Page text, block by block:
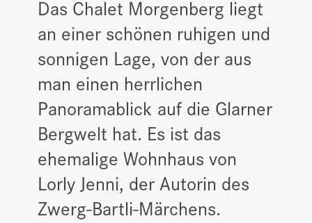
Das Chalet Morgenberg liegt
an einer schönen ruhigen und
sonnigen Lage, von der aus
man einen herrlichen
Panoramablick auf die Glarner
Bergwelt hat. Es ist das
ehemalige Wohnhaus von
Lorly Jenni, der Autorin des
Zwerg-Bartli-Märchens.